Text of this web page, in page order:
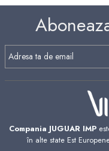
Compania JUGUAR IMP
în alte state Est